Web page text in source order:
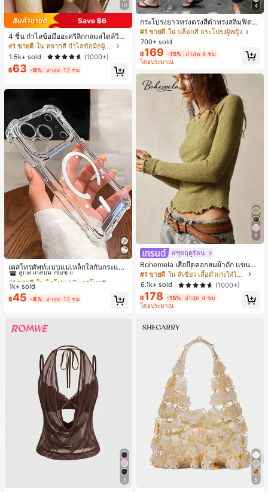
10
Save ฿6
4 ชิ้น กำไลข้อมืออะคริลิกกลมสไตล์วินเ
ทจหรูหราสำหรับผู้หญิง, ดีไซน์เรียบง่าย
ทันสมัย, เหมาะสำหรับสวมใส่ในชีวิตปร
ะจำวันและโอกาสต่างๆ, ของขวัญสำหรั
บเธอ
#1 ขายดี
ใน หลากสี กำไลข้อมือผู้หญิง
1.5k+ sold
(1000+)
฿63 -9% ล่าสุด 12 ชม
เคสโทรศัพท์แบบแม่เหล็กใสกันกระแทก
ดูดติดแม่เหล็ก รองรับ IPhone 17 Pro
Max/17 Pro/17 Air/17/16 Pro Max/16
Pro/16 Plus/16 E/16/15 Pro Max/15
Pro/15 Plus/15/14 Pro Max/14 Pro/1
11/11 Pro/11 Pro Max/Xs/X/Xr/Xs M
ax/7 Plus/8 Plus/7g/8g มุมกันกระแท
ม้ผลิ สำหรับวัยเรียนและวัยทำงาน
#1 ขายดี
ใน ไอโฟน XR เคสโทรศัพท์แบบพื้นฐาน
ลูกค้ากลับมาซื้อซ้ำ!
#1 ขายดี
ลูกค้ากลับมาซื้อซ้ำ!
#1 ขายดี
ลูกค้ากลับมาซื้อซ้ำ!
#1 ขายดี
ใน ไอโฟน XR เคสโทรศัพท์แบบพื้นฐาน
1k+ sold
฿45 -8% ล่าสุด 12 ชม
5
4
กระโปรงยาวทรงตรงสีดำทรงสลิมฟิต,
กระโปรงแฟชั่นผู้หญิงโพลีเอสเตอร์แบบ
สบายๆสำหรับงานปาร์ตี้, อเนกประสงค์
และน่ารัก, เหมาะสำหรับสวมใส่ประจำ
วัน, วันหยุดฤดูร้อน. เหมาะสำหรับชาย
หาด, เทศกาลดนตรี และวันหยุดฤดูร้อ
น, ยุค 90
#1 ขายดี ใน บล็อกสี กระโปรงผู้หญิง
700+ sold
฿169 -15%
ล่าสุด 4 ชม
โดยประมาณ
9
#ชุดฤดูร้อน
Bohemela เสื้อยืดคอกลมผ้าถัก แขนยา
ว สีเรียบ ใช้งานทั่วไป สำหรับผู้หญิง
#1 ขายดี
ใน สีเขียว เสื้อตัวเก่งใส่ได้ทุกวัน
6.1k+ sold
(1000+)
฿178 -15%
ล่าสุด 4 ชม
โดยประมาณ
5